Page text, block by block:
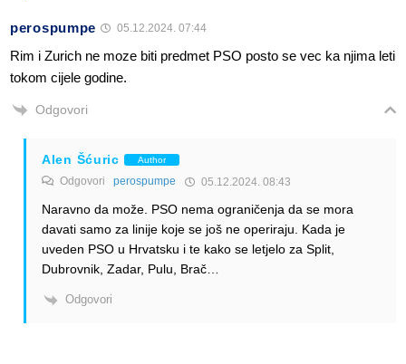
perospumpe 05.12.2024. 07:44
Rim i Zurich ne moze biti predmet PSO posto se vec ka njima leti
tokom cijele godine.
Odgovori
Alen Šćuric Author
Odgovori perospumpe 05.12.2024. 08:43
Naravno da može. PSO nema ograničenja da se mora
davati samo za linije koje se još ne operiraju. Kada je
uveden PSO u Hrvatsku i te kako se letjelo za Split,
Dubrovnik, Zadar, Pulu, Brač…
Odgovori